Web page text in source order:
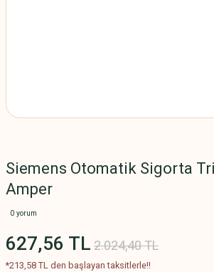
Siemens Otomatik Sigorta
Amper
0 yorum
627,56 TL 2.024,40 TL
*213,58 TL den başlayan taksitlerle!!